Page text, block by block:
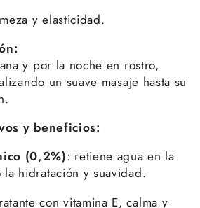
y elasticidad.
y por la noche en rostro,
un suave masaje hasta su
y beneficios:
(0,2%): retiene agua en la
hidratación y suavidad.
con vitamina E, calma y